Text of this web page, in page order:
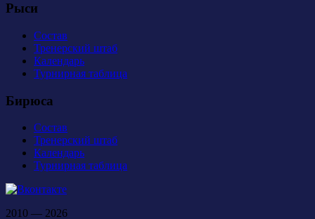
Рыси
Состав
Тренерский штаб
Календарь
Турнирная таблица
Бирюса
Состав
Тренерский штаб
Календарь
Турнирная таблица
2010 — 2026